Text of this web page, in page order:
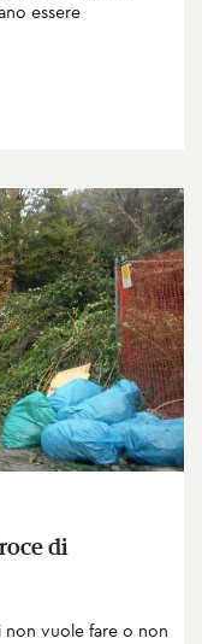
essere
di
non vuole fare o non